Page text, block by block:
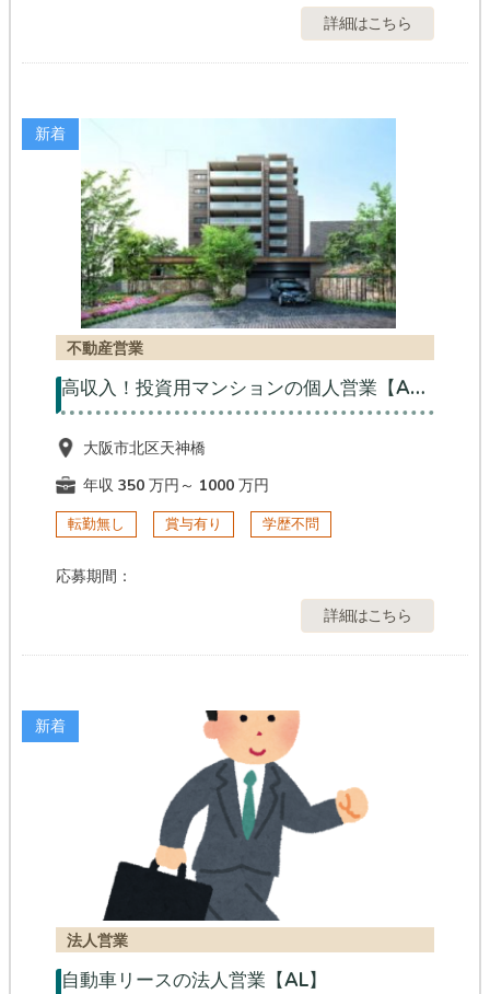
詳細はこちら
新着
不動産営業
高収入！投資用マンションの個人営業【AL】
大阪市北区天神橋
年収 350 万円～ 1000 万円
転勤無し 賞与有り 学歴不問
応募期間：
詳細はこちら
新着
法人営業
自動車リースの法人営業【AL】